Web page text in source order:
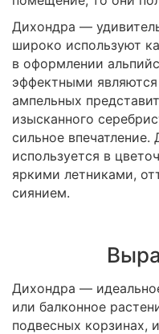
Дихондра —
широко используют
в оформлении
эффектными
ампельных
изысканного
сильное
используется в
яркими летниками,
сиянием.
Дихондра —
или балконное
подвесных корзинах,